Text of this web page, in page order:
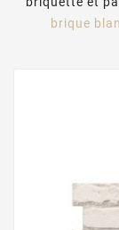
brique